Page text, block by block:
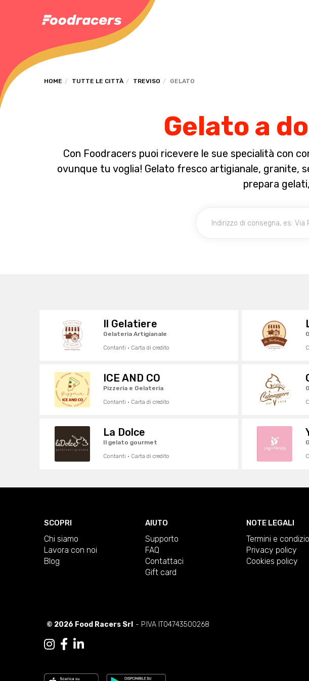
HOME TUTTE LE CITTÀ TREVISO GELATO
Gelato a
Con Foodracers puoi ricevere le sue specialità con
ovunque tu voglia! Gelato fresco artigianale,
prepara
Il Gelatiere
Gelateria Artigianale
Contanti · Carta di credito
ICE AND CO
Pizzeria e Gelateria
Contanti · Carta di credito
La Dolce
Il gelato gourmet
Contanti · Carta di credito
SCOPRI
Chi siamo
Lavora con noi
Blog
AIUTO
Supporto
FAQ
Contattaci
Gift card
NOTE LEGALI
Termini e
Privacy policy
Cookies policy
© 2026 Food Racers Srl - P.IVA IT04743500268